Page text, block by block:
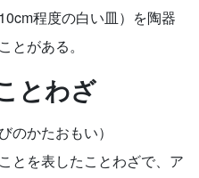
程度の白い皿）を陶器
とがある。
とわざ
のかたおもい）
とを表したことわざで、ア